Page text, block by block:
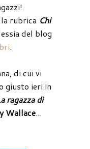
rubrica Chi
del blog
.
di cui vi
giusto ieri in
ragazza di
Wallace...